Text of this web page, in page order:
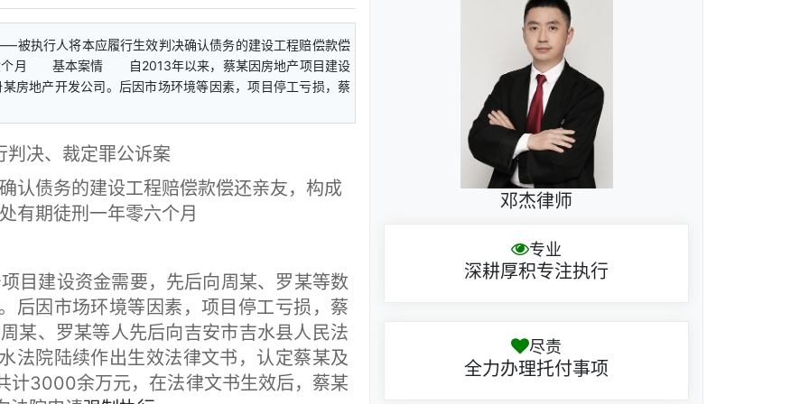
被执行人将本应履行生效判决确认债务的建设工程赔偿款偿
个月 基本案情 自2013年以来，蔡某因房地产项目建设
房地产开发公司。后因市场环境等因素，项目停工亏损，蔡
判决、裁定罪公诉案
债务的建设工程赔偿款偿还亲友，构成
有期徒刑一年零六个月
建设资金需要，先后向周某、罗某等数
后因市场环境等因素，项目停工亏损，蔡
某、罗某等人先后向吉安市吉水县人民法
法院陆续作出生效法律文书，认定蔡某及
计3000余万元，在法律文书生效后，蔡某
邓杰律师
专业
深耕厚积专注执行
尽责
全力办理托付事项